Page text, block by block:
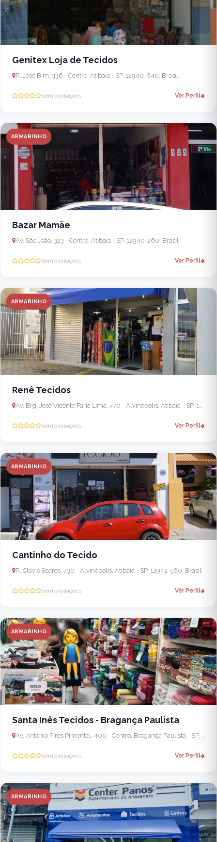
Genitex Loja de Tecidos
R. José Bim, 336 - Centro, Atibaia - SP, 12940-640, Brasil
Sem avaliações Ver Perfil
ARMARINHO
Bazar Mamãe
Av. São João, 323 - Centro, Atibaia - SP, 12940-260, Brasil
Sem avaliações Ver Perfil
ARMARINHO
Renê Tecidos
Av. Brg. José Vicente Faria Lima, 770 - Alvinópolis, Atibaia - SP, 12942-655, Brasil
Sem avaliações Ver Perfil
ARMARINHO
Cantinho do Tecido
R. Clóvis Soares, 730 - Alvinópolis, Atibaia - SP, 12942-560, Brasil
Sem avaliações Ver Perfil
ARMARINHO
Santa Inês Tecidos - Bragança Paulista
Av. Antônio Píres Pímentel, 400 - Centro, Bragança Paulista - SP, 12900-002, Brasil
Sem avaliações Ver Perfil
ARMARINHO